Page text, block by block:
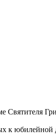
к юбилейной